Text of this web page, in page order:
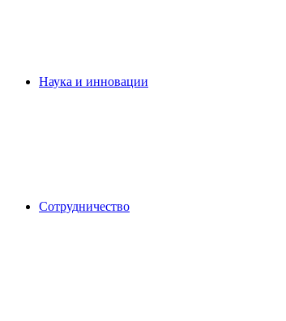
Наука и инновации
Сотрудничество